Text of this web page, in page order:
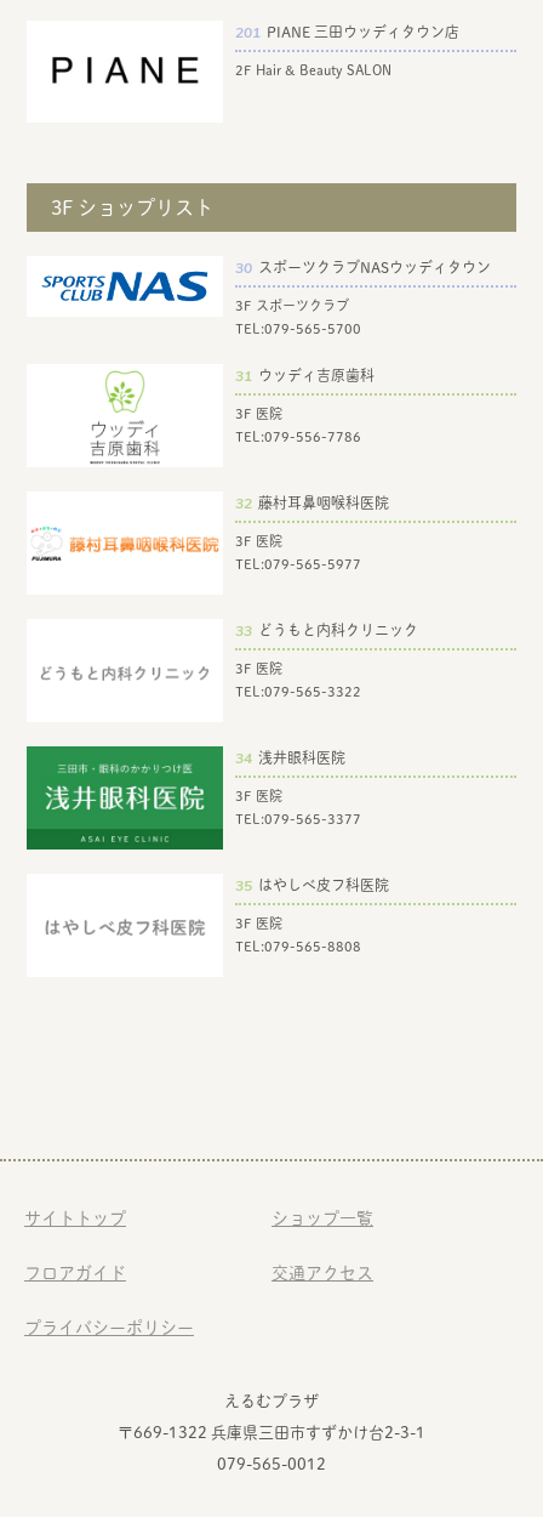
201 PIANE 三田ウッディタウン店
2F Hair & Beauty SALON
3F ショップリスト
30 スポーツクラブNASウッディタウン
3F スポーツクラブ
TEL:079-565-5700
31 ウッディ吉原歯科
3F 医院
TEL:079-556-7786
32 藤村耳鼻咽喉科医院
3F 医院
TEL:079-565-5977
33 どうもと内科クリニック
3F 医院
TEL:079-565-3322
34 浅井眼科医院
3F 医院
TEL:079-565-3377
35 はやしべ皮フ科医院
3F 医院
TEL:079-565-8808
サイトトップ ショップ一覧
フロアガイド 交通アクセス
プライバシーポリシー
えるむプラザ
〒669-1322 兵庫県三田市すずかけ台2-3-1
079-565-0012